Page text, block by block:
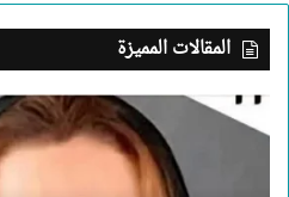
المقالات المميزة
بعد
جريمة